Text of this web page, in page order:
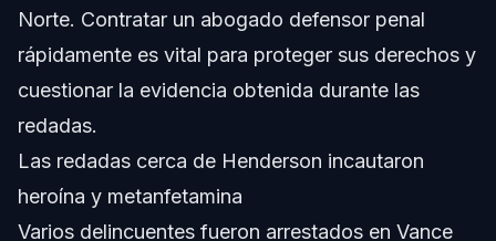
¿Cuáles son mis derechos si me arrestan en redadas
de drogas en el condado de Vance?
¿Cómo se puede impugnar la evidencia de la redada de
drogas en Henderson?
¿Qué penas conllevan los cargos por tráfico de
metanfetamina en Carolina del Norte?
Fuentes y Referencias
Norte. Contratar un abogado defensor penal
rápidamente es vital para proteger sus derechos y
cuestionar la evidencia obtenida durante las
redadas.
Las redadas cerca de Henderson incautaron
heroína y metanfetamina
Varios delincuentes fueron arrestados en Vance